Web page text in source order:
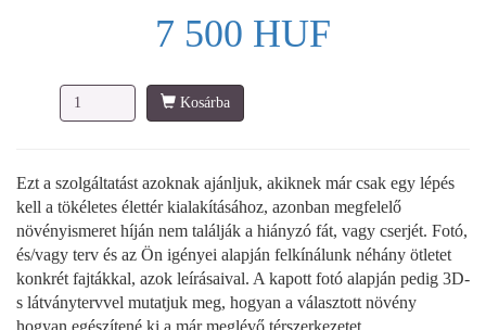
7 500 HUF
Kosárba
Ezt a szolgáltatást azoknak ajánljuk, akiknek már csak egy lépés
kell a tökéletes élettér kialakításához, azonban megfelelő
növényismeret híján nem találják a hiányzó fát, vagy cserjét. Fotó,
és/vagy terv és az Ön igényei alapján felkínálunk néhány ötletet
konkrét fajtákkal, azok leírásaival. A kapott fotó alapján pedig 3D-
s látványtervvel mutatjuk meg, hogyan a választott növény
hogyan egészítené ki a már meglévő térszerkezetet.